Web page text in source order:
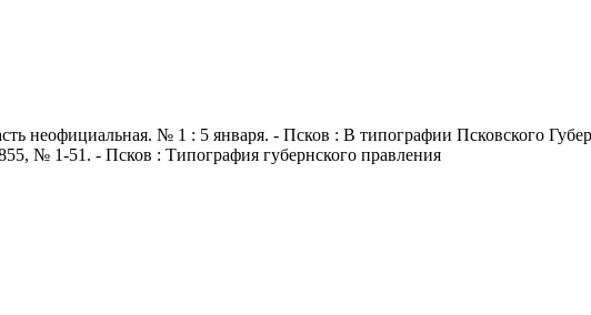
неофициальная. № 1 : 5 января. - Псков : В типографии Псковского
№ 1-51. - Псков : Типография губернского правления